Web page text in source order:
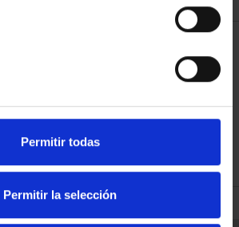
Permitir todas
Permitir la selección
REFINAR